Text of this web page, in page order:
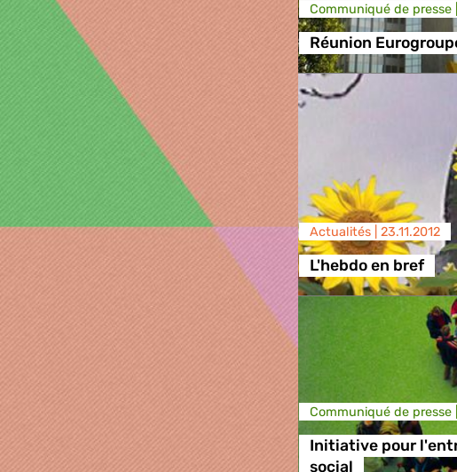
Communiqué de presse |
Réunion
Actualités | 23.11.2012
L'hebdo en bref
Communiqué de presse |
Initiative pour
social